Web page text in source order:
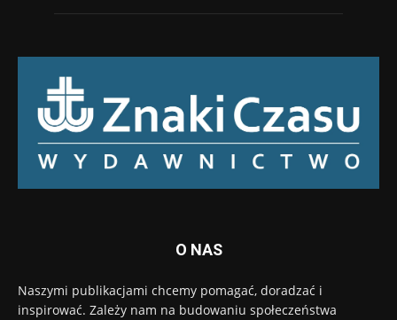
O NAS
Naszymi publikacjami chcemy pomagać, doradzać i
inspirować. Zależy nam na budowaniu społeczeństwa